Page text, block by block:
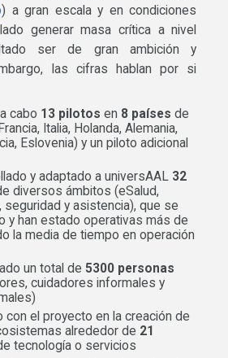
) a gran escala y en condiciones
generar masa crítica a nivel
ser de gran ambición y
las cifras hablan por si
cabo 13 pilotos en 8 países de
Italia, Holanda, Alemania,
Eslovenia) y un piloto adicional
y adaptado a universAAL 32
diversos ámbitos (eSalud,
seguridad y asistencia), que se
y han estado operativas más de
la media de tiempo en operación
un total de5300 personas
cuidadores informales y
con el proyecto en la creación de
alrededor de 21
tecnología o servicios